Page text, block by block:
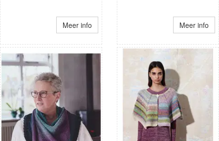
Meer info Meer info